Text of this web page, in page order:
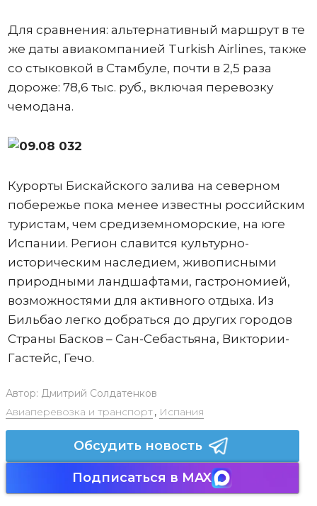
Для сравнения: альтернативный маршрут в те
же даты авиакомпанией Turkish Airlines, также
со стыковкой в Стамбуле, почти в 2,5 раза
дороже: 78,6 тыс. руб., включая перевозку
чемодана.
Курорты Бискайского залива на северном
побережье пока менее известны российским
туристам, чем средиземноморские, на юге
Испании. Регион славится культурно-
историческим наследием, живописными
природными ландшафтами, гастрономией,
возможностями для активного отдыха. Из
Бильбао легко добраться до других городов
Страны Басков – Сан-Себастьяна, Виктории-
Гастейс, Гечо.
Автор: Дмитрий Солдатенков
Авиаперевозка и транспорт, Испания
Обсудить новость
Подписаться в MAX